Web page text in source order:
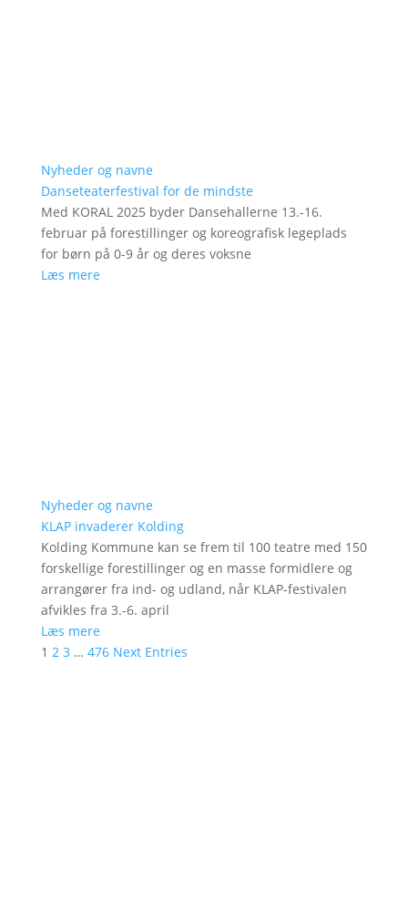
Nyheder og navne
Danseteaterfestival for de mindste
Med KORAL 2025 byder Dansehallerne 13.-16.
februar på forestillinger og koreografisk legeplads
for børn på 0-9 år og deres voksne
Læs mere
Nyheder og navne
KLAP invaderer Kolding
Kolding Kommune kan se frem til 100 teatre med 150
forskellige forestillinger og en masse formidlere og
arrangører fra ind- og udland, når KLAP-festivalen
afvikles fra 3.-6. april
Læs mere
1 2 3 … 476 Next Entries